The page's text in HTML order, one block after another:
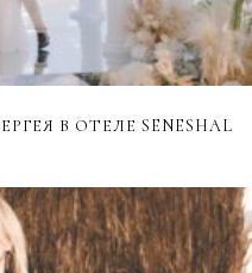
В ОТЕЛЕ SENESHAL